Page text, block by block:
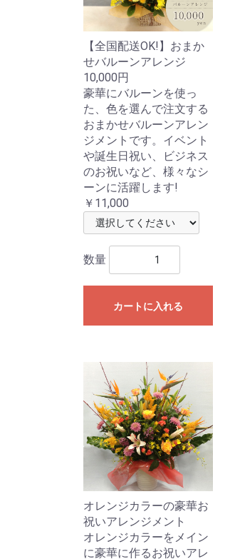
【全国配送OK!】おまか
せバルーンアレンジ
10,000円
豪華にバルーンを使っ
た、色を選んで注文する
おまかせバルーンアレン
ジメントです。イベント
や誕生日祝い、ビジネス
のお祝いなど、様々なシ
ーンに活躍します!
￥11,000
数量
カートに入れる
オレンジカラーの豪華お
祝いアレンジメント
オレンジカラーをメイン
に豪華に作るお祝いアレ